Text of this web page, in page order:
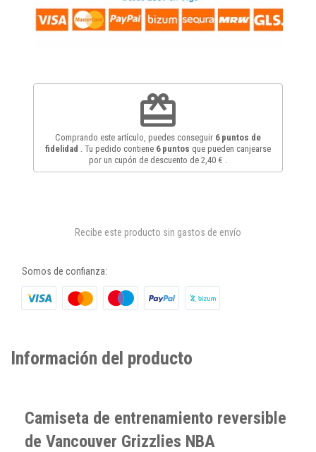
redeem
Comprando este artículo, puedes conseguir 6puntos de
fidelidad
. Tu pedido contiene 6puntos que pueden canjearse
por un cupón de descuento de 2,40 €
Recibe este producto sin gastos de envío
Somos de confianza:
Información del producto
Camiseta de entrenamiento reversible
de Vancouver Grizzlies NBA